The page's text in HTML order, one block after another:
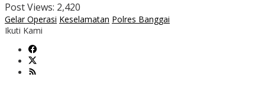
Post Views: 2,420
Gelar Operasi Keselamatan Polres Banggai
Ikuti Kami